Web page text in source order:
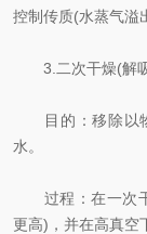
控制传质(水蒸气溢
3.二次干燥(解
目的：移除以物
水。
过程：在一次干
更高)，并在高真空